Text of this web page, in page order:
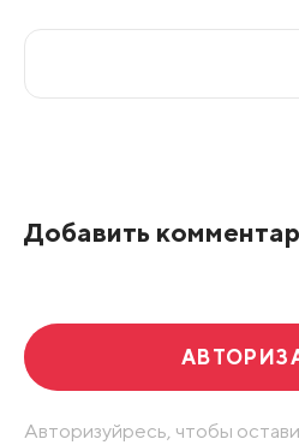
Добавить
Авторизуйресь, чтобы